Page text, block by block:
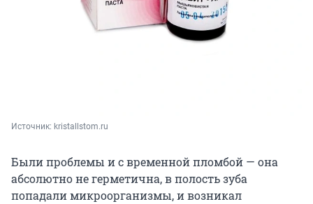
Источник: kristallstom.ru
Были проблемы и с временной пломбой — она
абсолютно не герметична, в полость зуба
попадали микроорганизмы, и возникал